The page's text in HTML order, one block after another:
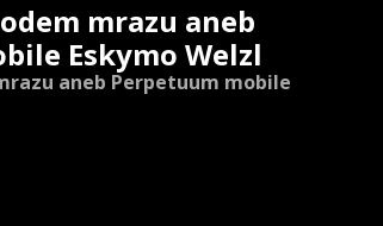
mrazu aneb
Eskymo Welzl
aneb Perpetuum mobile